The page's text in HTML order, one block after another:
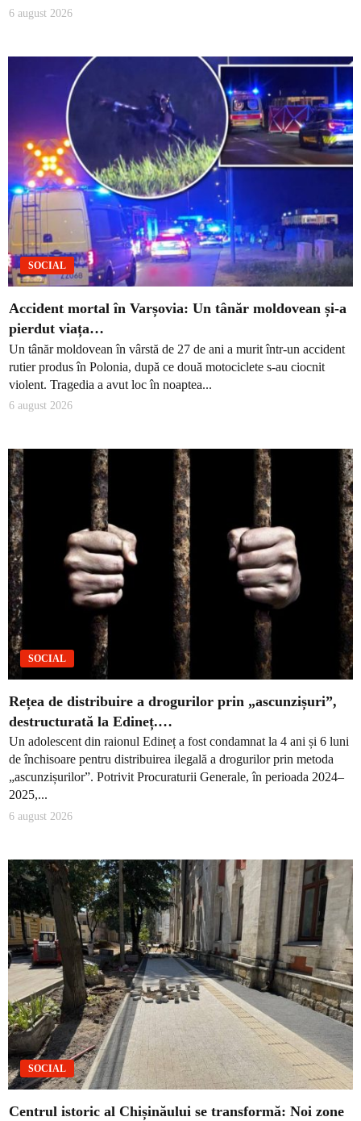
6 august 2026
SOCIAL
Accident mortal în Varșovia: Un tânăr moldovean și-a
pierdut viața…
Un tânăr moldovean în vârstă de 27 de ani a murit într-un accident
rutier produs în Polonia, după ce două motociclete s-au ciocnit
violent. Tragedia a avut loc în noaptea...
6 august 2026
SOCIAL
Rețea de distribuire a drogurilor prin „ascunzișuri”,
destructurată la Edineț.…
Un adolescent din raionul Edineț a fost condamnat la 4 ani și 6 luni
de închisoare pentru distribuirea ilegală a drogurilor prin metoda
„ascunzișurilor”. Potrivit Procuraturii Generale, în perioada 2024–
2025,...
6 august 2026
SOCIAL
Centrul istoric al Chișinăului se transformă: Noi zone